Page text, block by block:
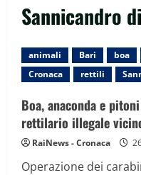
Sannicandro
animali Bari boa
Cronaca
rettili
Boa, anaconda e
rettilario illegale
RaiNews - Cronaca
Operazione dei